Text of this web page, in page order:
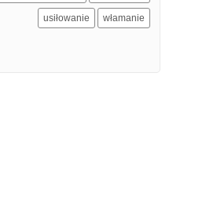
usiłowanie włamanie